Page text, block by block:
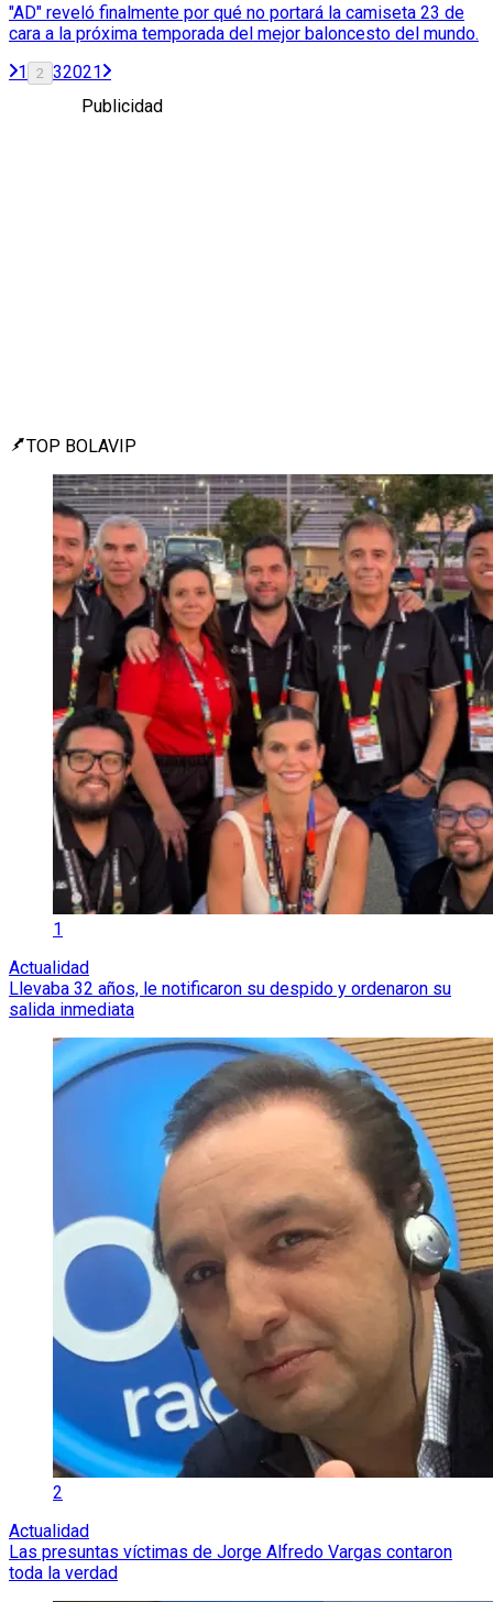
"AD" reveló finalmente por qué no portará la camiseta 23 de
cara a la próxima temporada del mejor baloncesto del mundo.
1
2 32021
Publicidad
TOP BOLAVIP
1
Actualidad
Llevaba 32 años, le notificaron su despido y ordenaron su
salida inmediata
2
Actualidad
Las presuntas víctimas de Jorge Alfredo Vargas contaron
toda la verdad